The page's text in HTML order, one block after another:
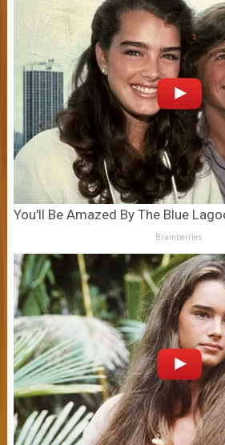
You'll Be Amazed By The Blue
Brainberries